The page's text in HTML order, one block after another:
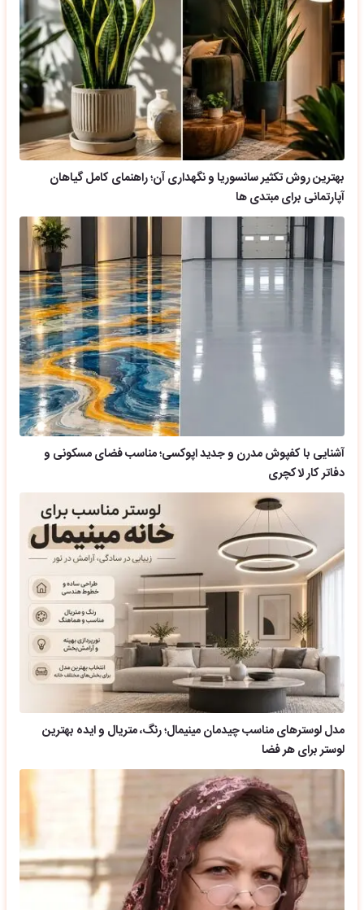
بهترین روش تکثیر سانسوریا و نگهداری آن؛ راهنمای کامل گیاهان
آپارتمانی برای مبتدی ها
آشنایی با کفپوش مدرن و جدید اپوکسی؛ مناسب فضای مسکونی و
دفاتر کار لاکچری
مدل لوسترهای مناسب چیدمان مینیمال؛ رنگ، متریال و ایده بهترین
لوستر برای هر فضا